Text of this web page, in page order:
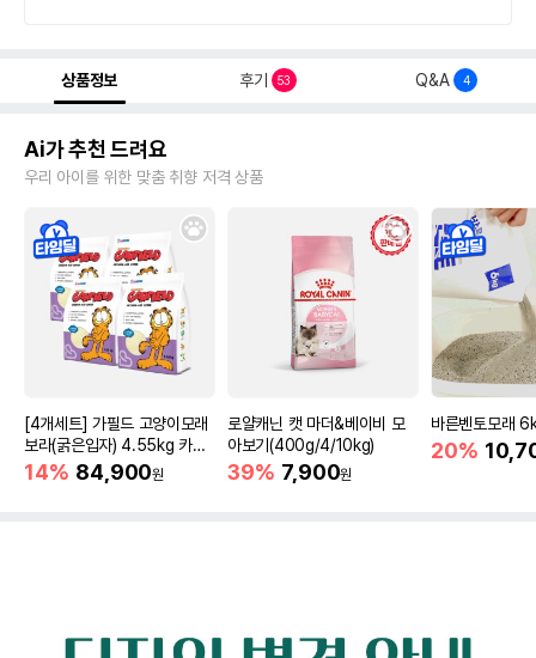
상품정보 후기 53 Q&A 4
Ai가 추천 드려요
우리 아이를 위한 맞춤 취향 저격 상품
[4개세트] 가필드 고양이모래
보라(굵은입자) 4.55kg 카사
바모래
14% 84,900원
로얄캐닌 캣 마더&베이비 모
아보기(400g/4/10kg)
39% 7,900원
바른벤토모래
20%